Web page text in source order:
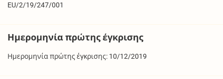
EU/2/19/247/001
Ημερομηνία πρώτης έγκρισης
Ημερομηνία πρώτης έγκρισης: 10/12/2019